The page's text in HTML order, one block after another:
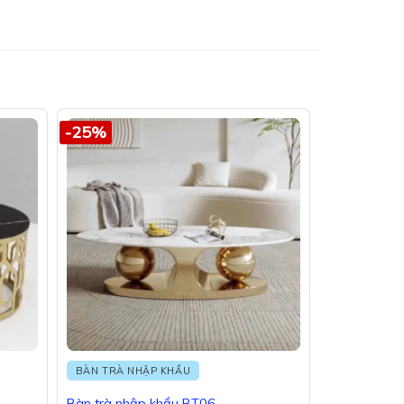
-25%
BÀN TRÀ NHẬP KHẨU